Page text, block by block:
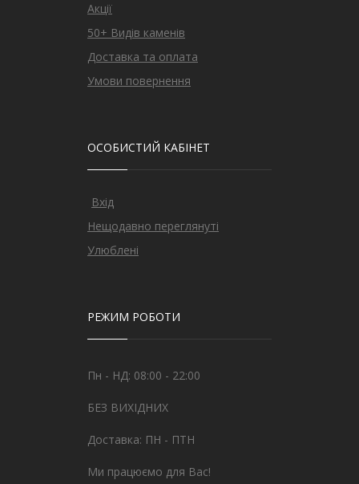
Акції
50+ Видів каменів
Доставка та оплата
Умови повернення
ОСОБИСТИЙ КАБІНЕТ
Вхід
Нещодавно переглянуті
Улюблені
РЕЖИМ РОБОТИ
Пн - НД: 08:00 - 22:00
БЕЗ ВИХІДНИХ
Доставка: ПН - ПТН
Ми працюємо для Вас!